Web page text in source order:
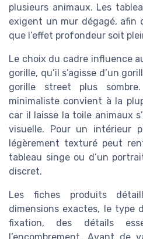
plusieurs animaux. Les
exigent un mur dégagé, afin
que l’effet profondeur soit
Le choix du cadre influence
gorille, qu’il s’agisse d’un
gorille street plus
minimaliste convient à la
car il laisse la toile animaux
visuelle. Pour un intérieur
légèrement texturé peut
tableau singe ou d’un
discret.
Les fiches produits
dimensions exactes, le type
fixation, des détails